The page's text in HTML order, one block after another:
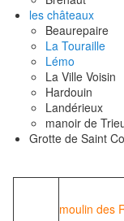
les châteaux
Beaurepaire
La Touraille
Lémo
La Ville Voisin
Hardouin
Landérieux
manoir de
Grotte de Saint
moulin des